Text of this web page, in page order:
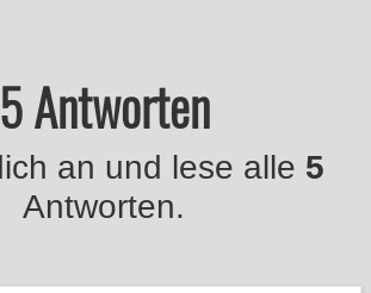
5 Antworten
an und lese alle 5
Antworten.